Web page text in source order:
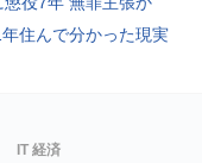
住んで分かった現実
IT 経済